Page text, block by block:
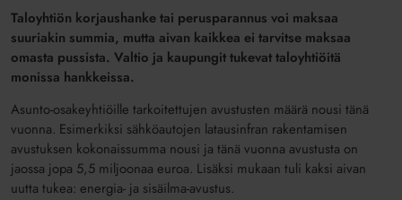
Taloyhtiön korjaushanke tai perusparannus voi maksaa
suuriakin summia, mutta aivan kaikkea ei tarvitse maksaa
omasta pussista. Valtio ja kaupungit tukevat taloyhtiöitä
monissa hankkeissa.
Asunto-osakeyhtiöille tarkoitettujen avustusten määrä nousi tänä
vuonna. Esimerkiksi sähköautojen latausinfran rakentamisen
avustuksen kokonaissumma nousi ja tänä vuonna avustusta on
jaossa jopa 5,5 miljoonaa euroa. Lisäksi mukaan tuli kaksi aivan
uutta tukea: energia- ja sisäilma-avustus.